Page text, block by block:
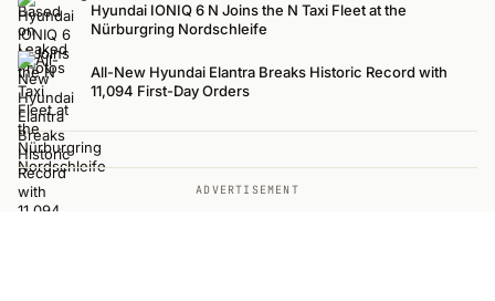
Hyundai IONIQ 6 N Joins the N Taxi Fleet at the
Nürburgring Nordschleife
All-New Hyundai Elantra Breaks Historic Record with
11,094 First-Day Orders
ADVERTISEMENT